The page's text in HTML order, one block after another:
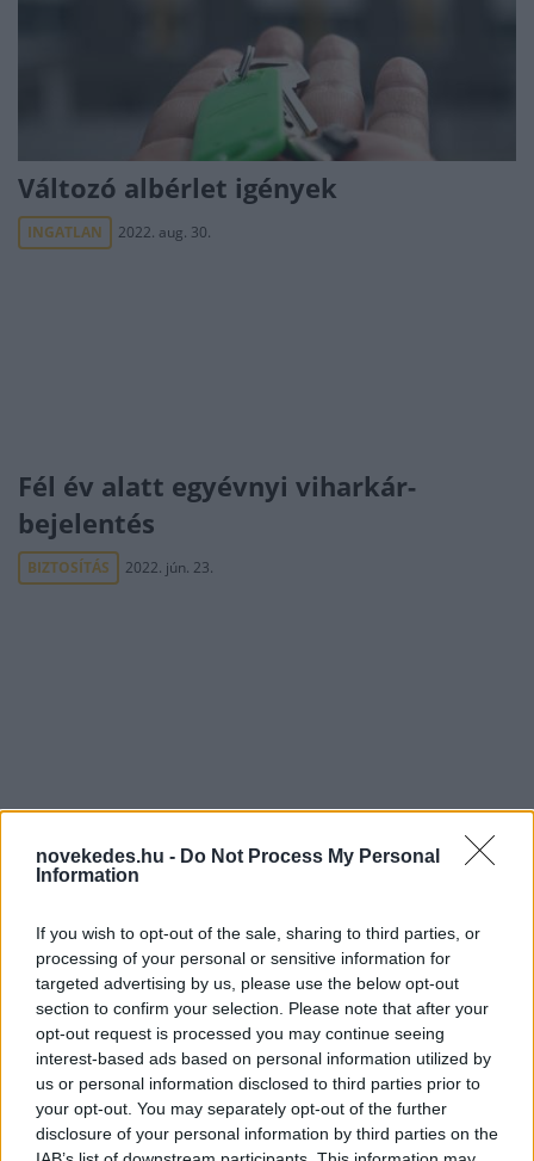
novekedes.hu - Do Not Process My Personal
Information
If you wish to opt-out of the sale, sharing to third parties, or
processing of your personal or sensitive information for
targeted advertising by us, please use the below opt-out
section to confirm your selection. Please note that after your
opt-out request is processed you may continue seeing
interest-based ads based on personal information utilized by
us or personal information disclosed to third parties prior to
your opt-out. You may separately opt-out of the further
disclosure of your personal information by third parties on the
Változó albérlet igények
INGATLAN 2022. aug. 30.
Fél év alatt egyévnyi viharkár-
bejelentés
BIZTOSÍTÁS 2022. jún. 23.
Egyértelműen használ az
öngondoskodási kedvnek az állami
PÉNZÜGY 2022. feb. 16.